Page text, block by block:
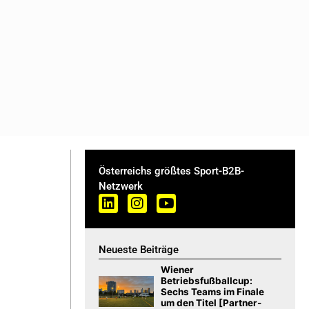
Österreichs größtes Sport-B2B-
Netzwerk
Neueste Beiträge
Wiener
Betriebsfußballcup:
Sechs Teams im Finale
um den Titel [Partner-